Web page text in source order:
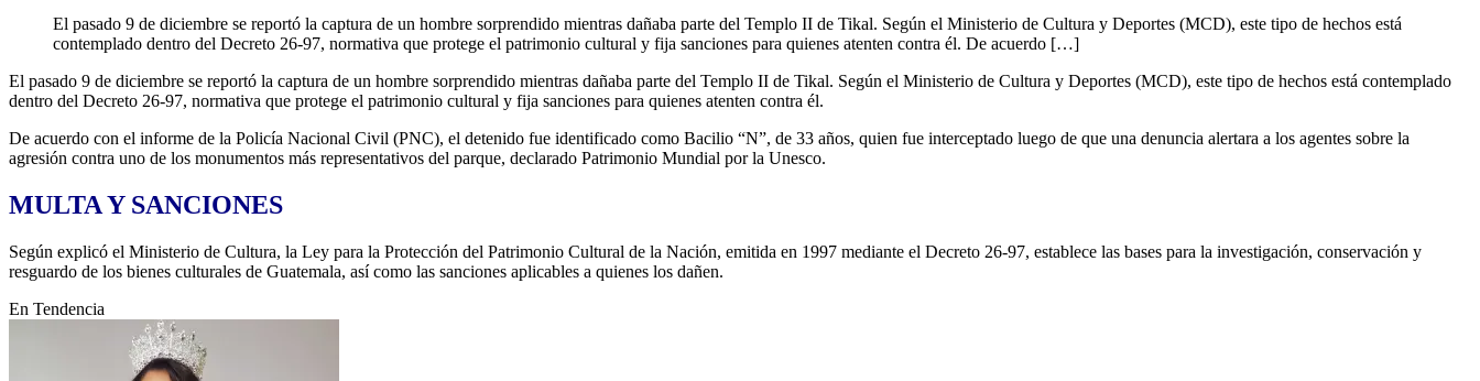
El pasado 9 de diciembre se reportó la captura de un hombre sorprendido mientras dañaba parte del Templo II de Tikal. Según el Ministerio de Cultura y Deportes (MCD), este tipo de hechos está
contemplado dentro del Decreto 26-97, normativa que protege el patrimonio cultural y fija sanciones para quienes atenten contra él. De acuerdo […]
El pasado 9 de diciembre se reportó la captura de un hombre sorprendido mientras dañaba parte del Templo II de Tikal. Según el Ministerio de Cultura y Deportes (MCD), este tipo de hechos está contemplado
dentro del Decreto 26-97, normativa que protege el patrimonio cultural y fija sanciones para quienes atenten contra él.
De acuerdo con el informe de la Policía Nacional Civil (PNC), el detenido fue identificado como Bacilio “N”, de 33 años, quien fue interceptado luego de que una denuncia alertara a los agentes sobre la
agresión contra uno de los monumentos más representativos del parque, declarado Patrimonio Mundial por la Unesco.
MULTA Y SANCIONES
Según explicó el Ministerio de Cultura, la Ley para la Protección del Patrimonio Cultural de la Nación, emitida en 1997 mediante el Decreto 26-97, establece las bases para la investigación, conservación y
resguardo de los bienes culturales de Guatemala, así como las sanciones aplicables a quienes los dañen.
En Tendencia